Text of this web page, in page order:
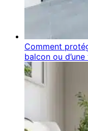
Comment
balcon ou